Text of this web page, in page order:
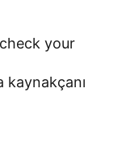
your